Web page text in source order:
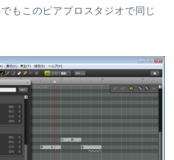
もこのピアプロスタジオで同じ